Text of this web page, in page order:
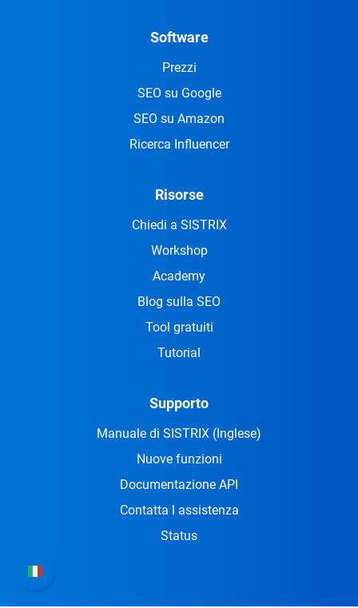
Software
Prezzi
SEO su Google
SEO su Amazon
Ricerca Influencer
Risorse
Chiedi a SISTRIX
Workshop
Academy
Blog sulla SEO
Tool gratuiti
Tutorial
Supporto
Manuale di SISTRIX (Inglese)
Nuove funzioni
Documentazione API
Contatta l assistenza
Status